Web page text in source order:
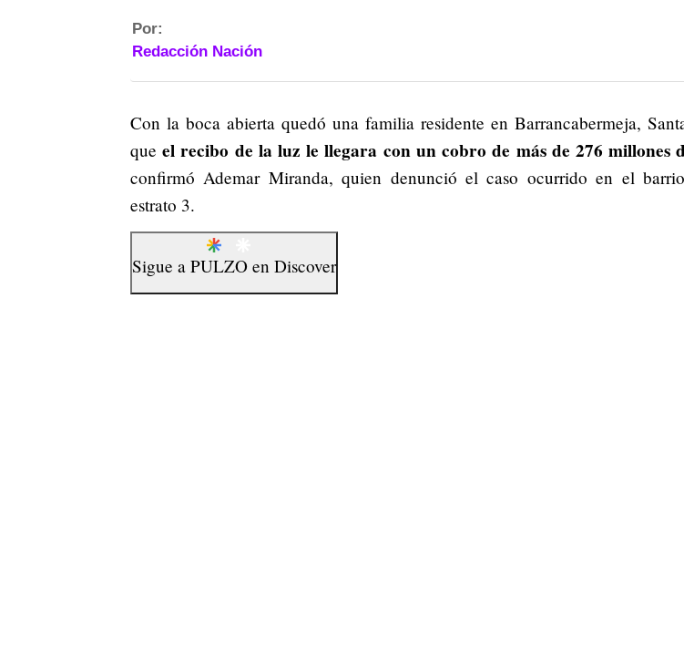
Por:
Redacción Nación
Con la boca abierta quedó una familia residente en Barrancabermeja,
queel recibo de la luz le llegara con un cobro de más de 276 millones
confirmó Ademar Miranda, quien denunció el caso ocurrido en el
estrato 3.
Sigue a PULZO en Discover